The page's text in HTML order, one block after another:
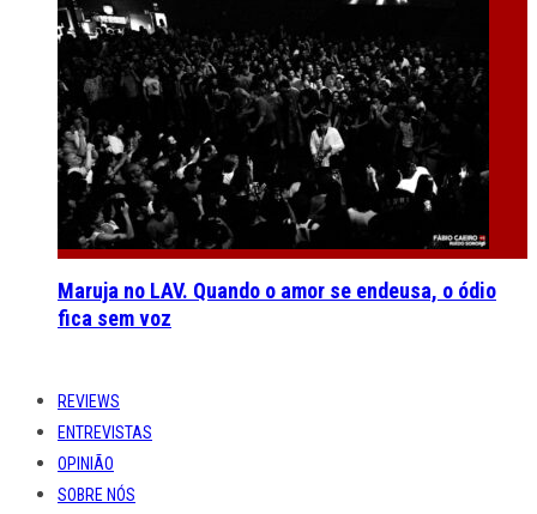
Maruja no LAV. Quando o amor se endeusa, o ódio
fica sem voz
REVIEWS
ENTREVISTAS
OPINIÃO
SOBRE NÓS